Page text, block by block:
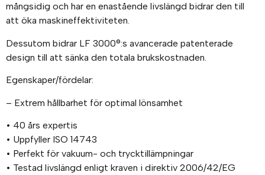
mångsidig och har en enastående livslängd bidrar den till
att öka maskineffektiviteten.
Dessutom bidrar LF 3000®:s avancerade patenterade
design till att sänka den totala brukskostnaden.
Egenskaper/fördelar:
– Extrem hållbarhet för optimal lönsamhet
• 40 års expertis
• Uppfyller ISO 14743
• Perfekt för vakuum- och trycktillämpningar
• Testad livslängd enligt kraven i direktiv 2006/42/EG